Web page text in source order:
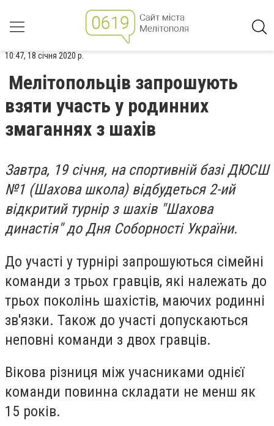
10:47, 18 січня 2020 р.
Мелітопольців запрошують
взяти участь у родинних
змаганнях з шахів
Завтра, 19 січня, на спортивній базі ДЮСШ
№1 (Шахова школа) відбудеться 2-ий
відкритий турнір з шахів "Шахова
династія" до Дня Соборності України.
До участі у турнірі запрошуються сімейні
команди з трьох гравців, які належать до
трьох поколінь шахістів, маючих родинні
зв'язки. Також до участі допускаються
неповні команди з двох гравців.
Вікова різниця між учасниками однієї
команди повинна складати не менш як
15 років.